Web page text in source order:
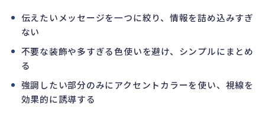
伝えたいメッセージを一つに絞り、情報を詰め込みすぎ
ない
不要な装飾や多すぎる色使いを避け、シンプルにまとめ
る
強調したい部分のみにアクセントカラーを使い、視線を
効果的に誘導する